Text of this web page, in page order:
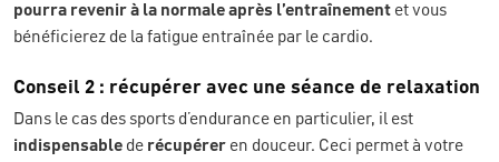
pourra revenir à la normale après l’entraînement et vous
bénéficierez de la fatigue entraînée par le cardio.
Conseil 2 : récupérer avec une séance de relaxation
Dans le cas des sports d’endurance en particulier, il est
indispensable de récupérer en douceur. Ceci permet à votre